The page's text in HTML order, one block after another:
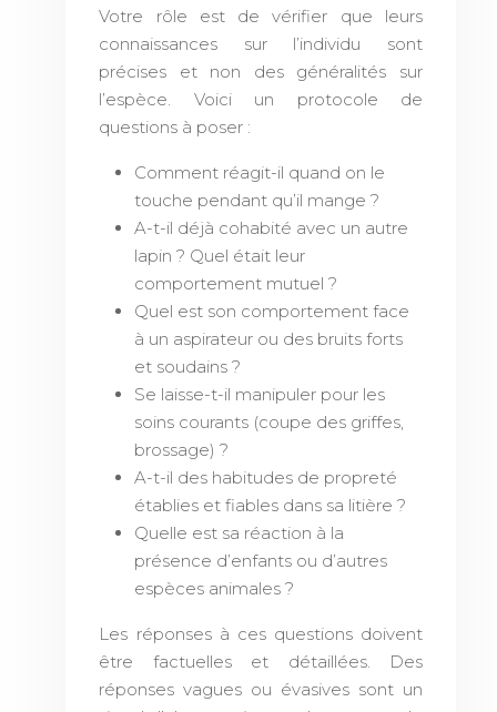
Votre rôle est de vérifier que leurs
connaissances sur l’individu sont
précises et non des généralités sur
l’espèce. Voici un protocole de
questions à poser :
Comment réagit-il quand on le
touche pendant qu’il mange ?
A-t-il déjà cohabité avec un autre
lapin ? Quel était leur
comportement mutuel ?
Quel est son comportement face
à un aspirateur ou des bruits forts
et soudains ?
Se laisse-t-il manipuler pour les
soins courants (coupe des griffes,
brossage) ?
A-t-il des habitudes de propreté
établies et fiables dans sa litière ?
Quelle est sa réaction à la
présence d’enfants ou d’autres
espèces animales ?
Les réponses à ces questions doivent
être factuelles et détaillées. Des
réponses vagues ou évasives sont un